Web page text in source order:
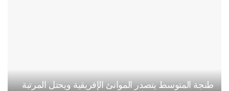
طنجة المتوسط يتصدر الموانئ الإفريقية ويحتل المرتبة